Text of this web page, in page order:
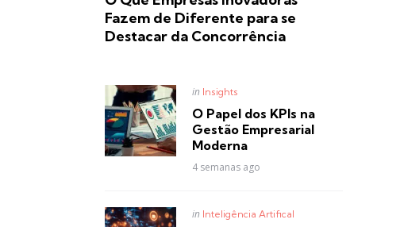
Fazem de Diferente para se
Destacar da Concorrência
Posted
in Insights
O Papel dos KPIs na
Gestão Empresarial
Moderna
4 semanas ago
Posted
in Inteligência Artifical